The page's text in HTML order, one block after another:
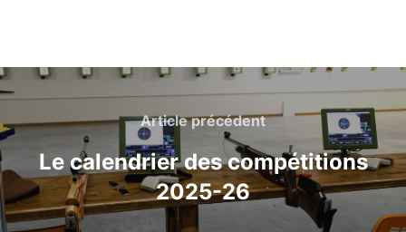
NAVIGATION
L’ARTICLE
Article
précédent
Article précédent
Le calendrier des compétitions
2025-26